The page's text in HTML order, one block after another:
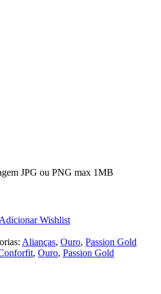
JPG ou PNG max 1MB
Adicionar Wishlist
Alianças, Ouro, Passion Gold
, Ouro, Passion Gold